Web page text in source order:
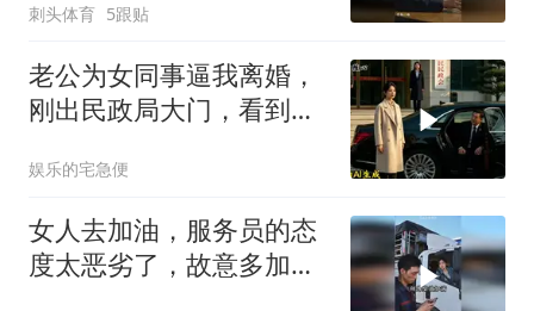
刺头体育 5跟贴
老公为女同事逼我离婚，
刚出民政局大门，看到我
娱乐的宅急便
女人去加油，服务员的态
度太恶劣了，故意多加油